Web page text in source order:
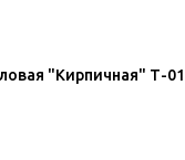
"Кирпичная" Т-